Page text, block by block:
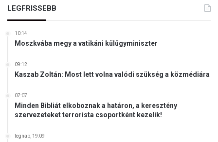
LEGFRISSEBB
10:14
Moszkvába megy a vatikáni külügyminiszter
09:12
Kaszab Zoltán: Most lett volna valódi szükség a közmédiára
07:07
Minden Bibliát elkoboznak a határon, a keresztény
szervezeteket terrorista csoportként kezelik!
tegnap, 19:09